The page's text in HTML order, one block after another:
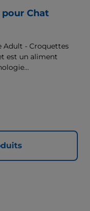
Chat
Adult - Croquettes
est un aliment